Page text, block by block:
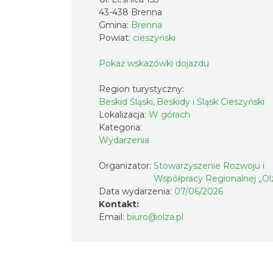
43-438 Brenna
Gmina: Brenna
Powiat: cieszyński
Pokaż wskazówki dojazdu
Region turystyczny:
Beskid Śląski, Beskidy i Śląsk Cieszyński
Lokalizacja: W górach
Kategoria:
Wydarzenia
Organizator: Stowarzyszenie Rozwoju i
Współpracy Regionalnej
Data wydarzenia: 07/06/2026
Kontakt:
Email: biuro@olza.pl